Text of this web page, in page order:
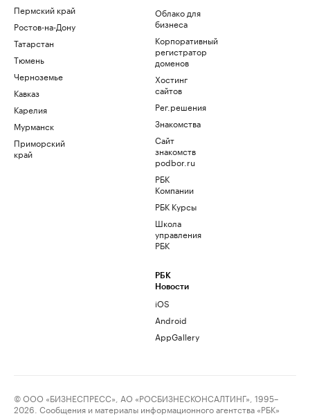
Пермский край
Ростов-на-Дону
Татарстан
Тюмень
Черноземье
Кавказ
Карелия
Мурманск
Приморский
край
Облако для
бизнеса
Корпоративный
регистратор
доменов
Хостинг
сайтов
Рег.решения
Знакомства
Сайт
знакомств
podbor.ru
РБК
Компании
РБК Курсы
Школа
управления
РБК
РБК
Новости
iOS
Android
AppGallery
© ООО «БИЗНЕСПРЕСС», АО «РОСБИЗНЕСКОНСАЛТИНГ», 1995–
2026. Сообщения и материалы информационного агентства «РБК»